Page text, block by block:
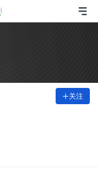
关注